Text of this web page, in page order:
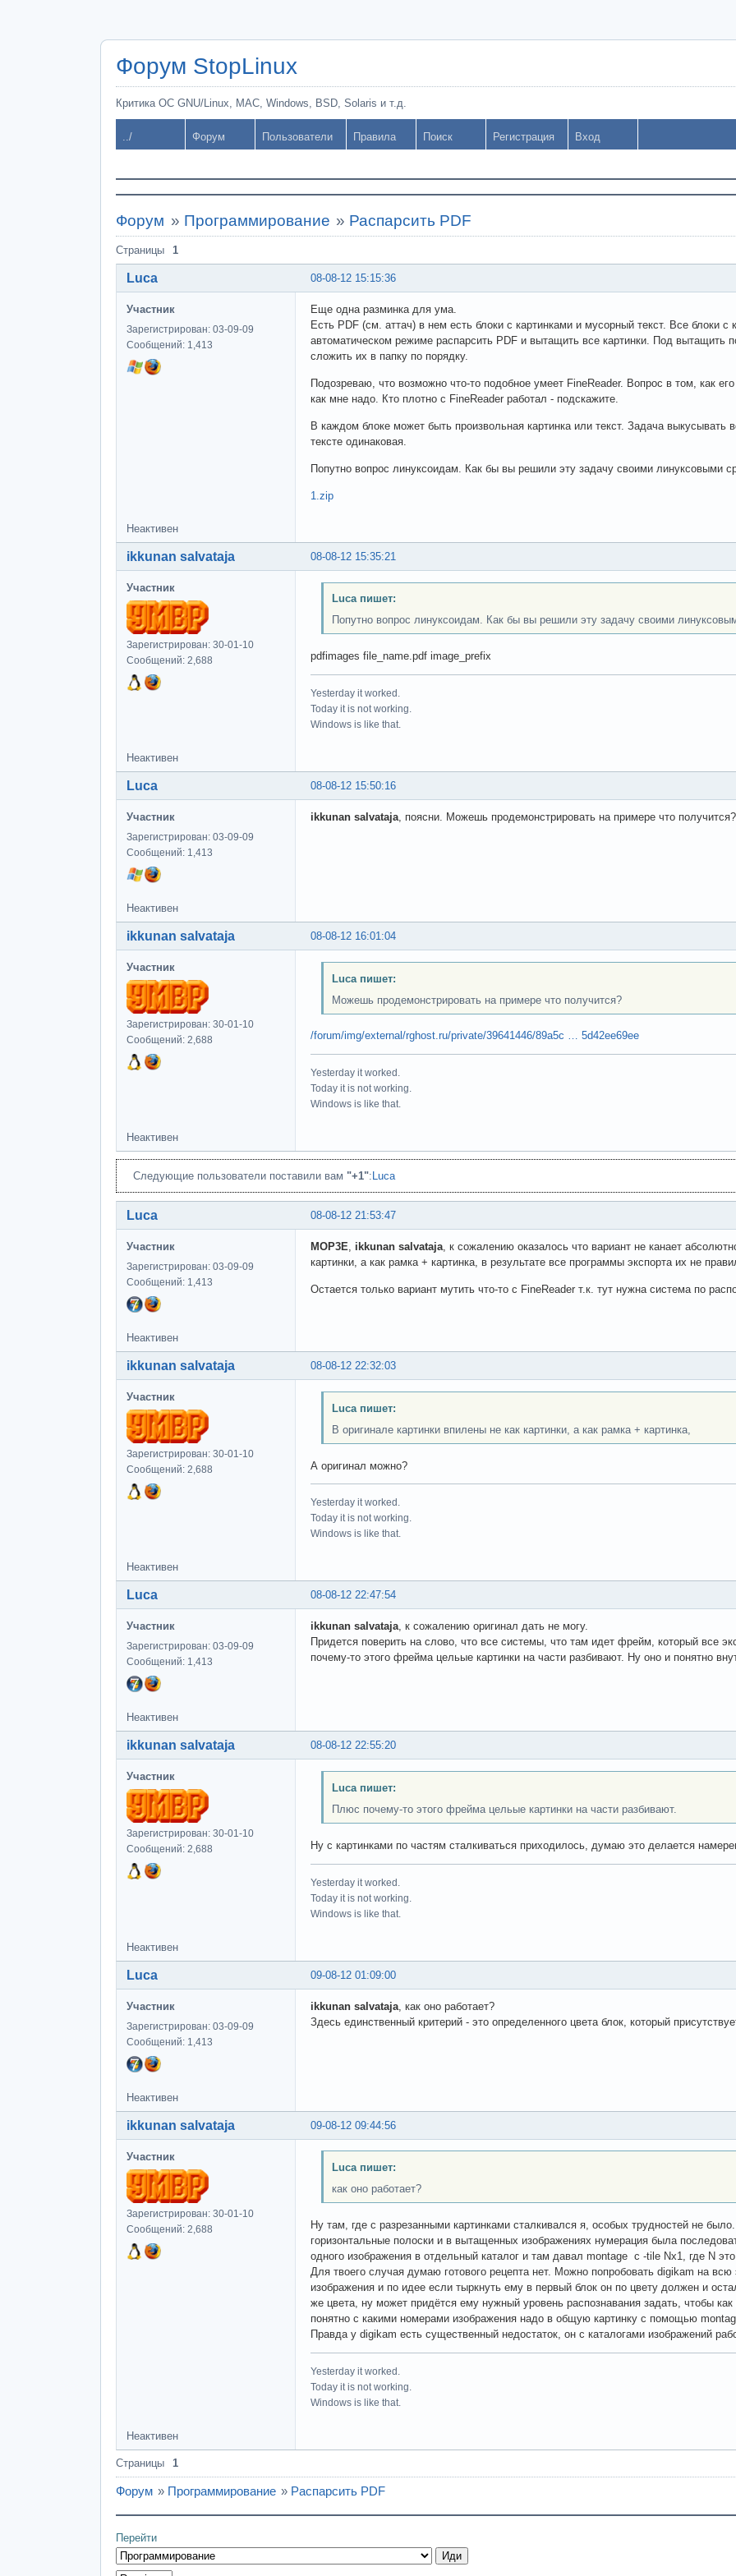
Форум StopLinux
Критика ОС GNU/Linux, MAC, Windows, BSD, Solaris и т.д.
../ Форум Пользователи Правила Поиск Регистрация Вход
Форум » Программирование » Распарсить PDF
Страницы 1
08-08-12 15:15:36
Luca
Участник
Зарегистрирован: 03-09-09
Сообщений: 1,413
Еще одна разминка для ума.
Есть PDF (см. аттач) в нем есть блоки с картинками и мусорный текст. Все блоки
автоматическом режиме распарсить PDF и вытащить все картинки. Под вытащить
сложить их в папку по порядку.
Подозреваю, что возможно что-то подобное умеет FineReader. Вопрос в том, как
как мне надо. Кто плотно с FineReader работал - подскажите.
В каждом блоке может быть произвольная картинка или текст. Задача выкусывать
тексте одинаковая.
Попутно вопрос линуксоидам. Как бы вы решили эту задачу своими линуксовыми
1.zip
Неактивен
08-08-12 15:35:21
ikkunan salvataja
Участник
Зарегистрирован: 30-01-10
Сообщений: 2,688
Luca пишет:
Попутно вопрос линуксоидам. Как бы вы решили эту задачу своими
pdfimages file_name.pdf image_prefix
Yesterday it worked.
Today it is not working.
Windows is like that.
Неактивен
08-08-12 15:50:16
Luca
Участник
Зарегистрирован: 03-09-09
Сообщений: 1,413
ikkunan salvataja, поясни. Можешь продемонстрировать на примере что получится?
Неактивен
08-08-12 16:01:04
ikkunan salvataja
Участник
Зарегистрирован: 30-01-10
Сообщений: 2,688
Luca пишет:
Можешь продемонстрировать на примере что получится?
/forum/img/external/rghost.ru/private/39641446/89a5c … 5d42ee69ee
Yesterday it worked.
Today it is not working.
Windows is like that.
Неактивен
Следующие пользователи поставили вам "+1": Luca
08-08-12 21:53:47
Luca
Участник
Зарегистрирован: 03-09-09
Сообщений: 1,413
MOP3E, ikkunan salvataja, к сожалению оказалось что вариант не канает
картинки, а как рамка + картинка, в результате все программы экспорта их не
Остается только вариант мутить что-то с FineReader т.к. тут нужна система по
Неактивен
08-08-12 22:32:03
ikkunan salvataja
Участник
Зарегистрирован: 30-01-10
Сообщений: 2,688
Luca пишет:
В оригинале картинки впилены не как картинки, а как рамка + картинка,
А оригинал можно?
Yesterday it worked.
Today it is not working.
Windows is like that.
Неактивен
08-08-12 22:47:54
Luca
Участник
Зарегистрирован: 03-09-09
Сообщений: 1,413
ikkunan salvataja, к сожалению оригинал дать не могу.
Придется поверить на слово, что все системы, что там идет фрейм, который все
почему-то этого фрейма цельые картинки на части разбивают. Ну оно и понятно
Неактивен
08-08-12 22:55:20
ikkunan salvataja
Участник
Зарегистрирован: 30-01-10
Сообщений: 2,688
Luca пишет:
Плюс почему-то этого фрейма цельые картинки на части разбивают.
Ну с картинками по частям сталкиваться приходилось, думаю это делается
Yesterday it worked.
Today it is not working.
Windows is like that.
Неактивен
09-08-12 01:09:00
Luca
Участник
Зарегистрирован: 03-09-09
Сообщений: 1,413
ikkunan salvataja , как оно работает?
Здесь единственный критерий - это определенного цвета блок, который
Неактивен
09-08-12 09:44:56
ikkunan salvataja
Участник
Зарегистрирован: 30-01-10
Сообщений: 2,688
Luca пишет:
как оно работает?
Ну там, где с разрезанными картинками сталкивался я, особых трудностей не
горизонтальные полоски и в вытащенных изображениях нумерация была
одного изображения в отдельный каталог и там давал montage с -tile Nx1, где N это
Для твоего случая думаю готового рецепта нет. Можно попробовать digikam на
изображения и по идее если тыркнуть ему в первый блок он по цвету должен и
же цвета, ну может придётся ему нужный уровень распознавания задать, чтобы
понятно с какими номерами изображения надо в общую картинку с помощью
Правда у digikam есть существенный недостаток, он с каталогами изображений
Yesterday it worked.
Today it is not working.
Windows is like that.
Неактивен
Страницы 1
Форум » Программирование » Распарсить PDF
Перейти